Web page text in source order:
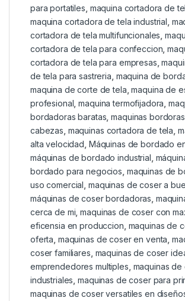
para portatiles maquina cortadora de
maquina cortadora de tela industrial
cortadora de tela multifuncionales
cortadora de tela para confeccion ,
cortadora de tela para empresas ,
de tela para sastreria maquina de
maquina de corte de tela ,maquina de
profesional ,maquina termofijadora
bordadoras baratas ,maquinas
cabezas maquinas cortadora de tela
alta velocidad Máquinas de bordado
máquinas de bordado industrial
bordado para negocios maquinas de
uso comercial maquinas de coser a
máquinas de coser bordadoras
cerca de mi ,maquinas de coser con
eficensia en produccion maquinas de
oferta maquinas de coser en venta ,
coser familiares maquinas de coser
emprendedores multiples maquinas de
industriales ,maquinas de coser para
maquinas de coser versatiles en